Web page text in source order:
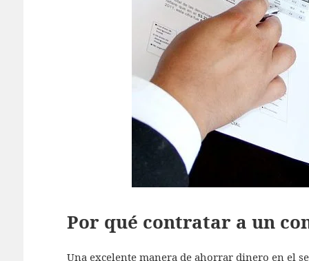
Por qué contratar a un
Una excelente manera de ahorrar dinero en el